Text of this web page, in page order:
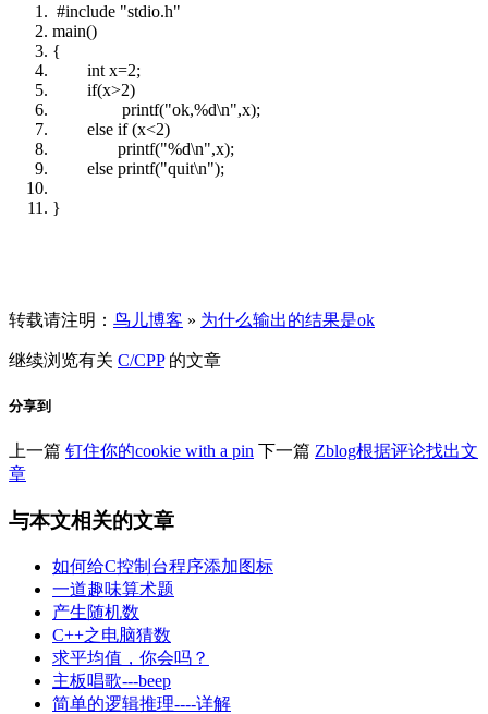
#include "stdio.h"
main()
{
int x=2;
if(x>2)
printf("ok,%d\n",x);
else if(x<2)
printf("%d\n",x);
else printf("quit\n");
}
转载请注明： 鸟儿博客 » 为什么输出的结果是ok
继续浏览有关 C/CPP的文章
分享到
上一篇 钉住你的cookie with a pin 下一篇 Zblog根据评论找出文
章
与本文相关的文章
如何给C控制台程序添加图标
一道趣味算术题
产生随机数
C++之电脑猜数
求平均值，你会吗？
主板唱歌---beep
简单的逻辑推理----详解